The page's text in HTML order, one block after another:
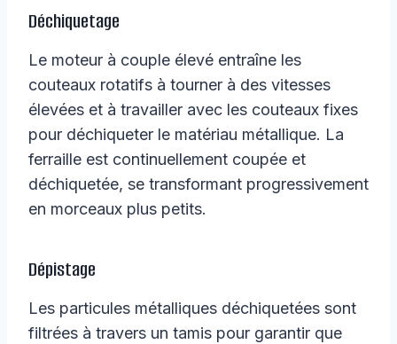
Déchiquetage
Le moteur à couple élevé entraîne les
couteaux rotatifs à tourner à des vitesses
élevées et à travailler avec les couteaux fixes
pour déchiqueter le matériau métallique. La
ferraille est continuellement coupée et
déchiquetée, se transformant progressivement
en morceaux plus petits.
Dépistage
Les particules métalliques déchiquetées sont
filtrées à travers un tamis pour garantir que